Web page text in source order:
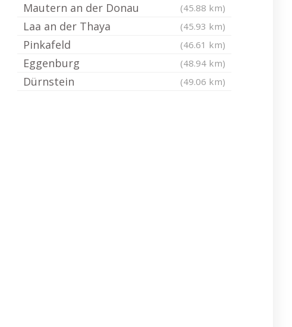
Mautern an der Donau (45.88 km)
Laa an der Thaya (45.93 km)
Pinkafeld (46.61 km)
Eggenburg (48.94 km)
Dürnstein (49.06 km)